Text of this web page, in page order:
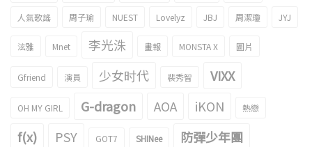
人氣歌謠 周子瑜 NUEST Lovelyz JBJ 周潔瓊 JYJ
泫雅 Mnet 李光洙 畫報 MONSTA X 圖片
Gfriend 演員 少女时代 裴秀智 VIXX
OH MY GIRL G-dragon AOA iKON 熱戀
f(x) PSY GOT7 SHINee 防彈少年團